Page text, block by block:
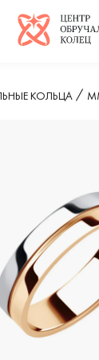
Логотип
КОЛЬЦА